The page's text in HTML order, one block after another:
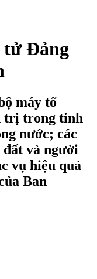
tử Đảng
máy tổ
trị trong tỉnh
nước; các
và người
vụ hiệu quả
Ban